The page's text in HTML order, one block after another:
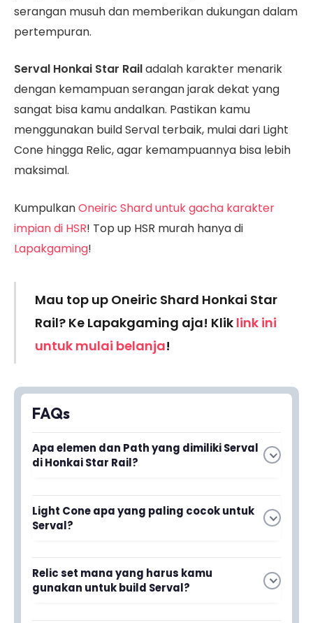
serangan musuh dan memberikan dukungan dalam
pertempuran.
Serval Honkai Star Railadalah karakter menarik
dengan kemampuan serangan jarak dekat yang
sangat bisa kamu andalkan. Pastikan kamu
menggunakan build Serval terbaik, mulai dari Light
Cone hingga Relic, agar kemampuannya bisa lebih
maksimal.
KumpulkanOneiric Shard untuk gacha karakter
impian di HSR! Top up HSR murah hanya di
Lapakgaming!
Mau top up Oneiric Shard Honkai Star
Rail? Ke Lapakgaming aja! Klik link ini
untuk mulai belanja!
FAQs
Apa elemen dan Path yang dimiliki Serval
di Honkai Star Rail?
Baca juga Honkai Star Rail Redeem
Stellar Jade Gratis
Serval menggunakan elemen Lightning dengan
Light Cone apa yang paling cocok untuk
Serval?
Light Cone terbaik untuk Serval adalah yang
meningkatkan damage Lightning dan kritik
chance-nya. Kamu bisa menggunakan The
Relic set mana yang harus kamu
gunakan untuk build Serval?